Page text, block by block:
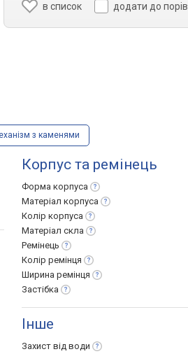
в список
додати до
з каменями
Корпус та ремінець
Форма корпуса
Матеріал корпуса
Колір корпуса
Матеріал скла
Ремінець
Колір ремінця
Ширина ремінця
Застібка
Інше
Захист від води